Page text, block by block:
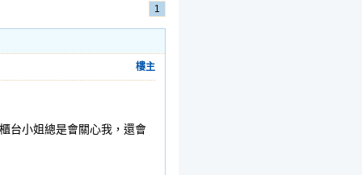
1
樓主
台小姐總是會關心我，還會